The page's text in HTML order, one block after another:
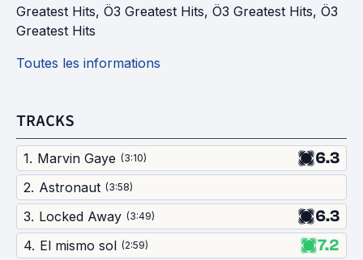
Greatest Hits, Ö3 Greatest Hits, Ö3 Greatest Hits, Ö3
Greatest Hits
Toutes les informations
TRACKS
1. Marvin Gaye (3:10) 6.3
2. Astronaut (3:58)
3. Locked Away (3:49) 6.3
4. El mismo sol (2:59) 7.2